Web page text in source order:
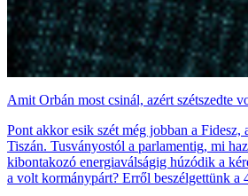
Amit Orbán most csinál, azért szétszedte
Pont akkor esik szét még jobban a Fidesz,
Tiszán. Tusványostól a parlamentig, mi
kibontakozó energiaválságig húzódik a
a volt kormánypárt? Erről beszélgettünk a